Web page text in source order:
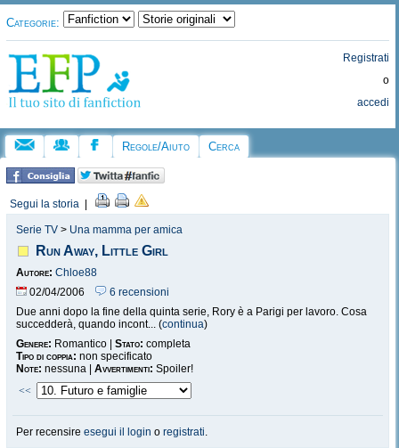
Categorie:
Registrati
o
accedi
Regole/Aiuto Cerca
Segui la storia
Serie TV > Una mamma per amica
Run Away, Little Girl
Autore: Chloe88
02/04/2006
6 recensioni
Due anni dopo la fine della quinta serie, Rory è a Parigi per lavoro. Cosa
succedderà, quando incont... (continua)
Genere: Romantico | Stato: completa
Tipo di coppia: non specificato
Note: nessuna | Avvertimenti: Spoiler!
<<
Per recensire esegui il login o registrati.